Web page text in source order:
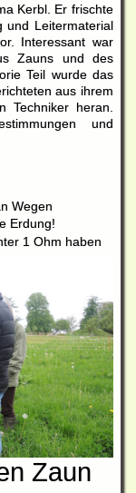
Kerbl. Er frischte
und Leitermaterial
Interessant war
Zauns und des
Teil wurde das
aus ihrem
Techniker heran.
und
Wegen
Erdung!
1 Ohm haben
Zaun